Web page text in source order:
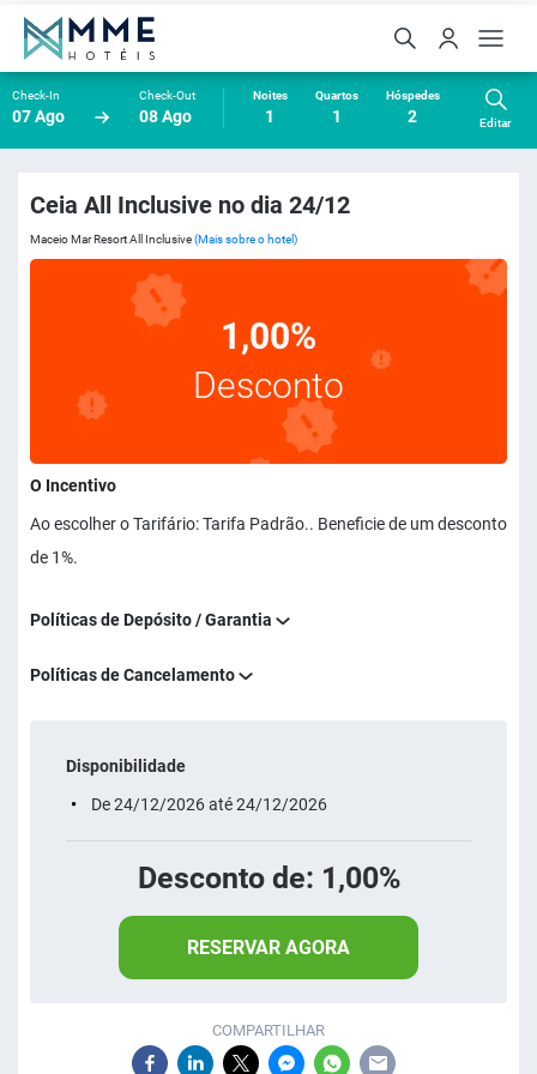
Check-In
07 Ago
Check-Out
08 Ago
Noites
1
Quartos
1
Hóspedes
2 Editar
Ceia All Inclusive no dia 24/12
Maceio Mar Resort All Inclusive(Mais sobre o hotel)
1,00%
Desconto
O Incentivo
Ao escolher o Tarifário: Tarifa Padrão.. Beneficie de um desconto
de 1%.
Políticas de Depósito / Garantia
Políticas de Cancelamento
Disponibilidade
De 24/12/2026 até 24/12/2026
Desconto de: 1,00%
RESERVAR AGORA
COMPARTILHAR